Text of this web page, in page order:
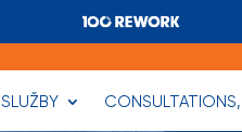
SLUŽBY